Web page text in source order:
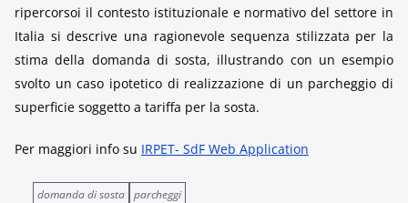
ripercorsoi il contesto istituzionale e normativo del settore in
Italia si descrive una ragionevole sequenza stilizzata per la
stima della domanda di sosta, illustrando con un esempio
svolto un caso ipotetico di realizzazione di un parcheggio di
superficie soggetto a tariffa per la sosta.
Per maggiori info su IRPET- SdF Web Application
domanda di sosta parcheggi